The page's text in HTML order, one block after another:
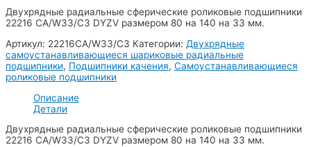
Двухрядные радиальные сферические роликовые подшипники
22216 CA/W33/C3 DYZV размером 80 на 140 на 33 мм.
Артикул: 22216CA/W33/C3 Категории: Двухрядные
самоустанавливающиеся шариковые радиальные
подшипники, Подшипники качения, Самоустанавливающиеся
роликовые подшипники
Описание
Детали
Двухрядные радиальные сферические роликовые подшипники
22216 CA/W33/C3 DYZV размером 80 на 140 на 33 мм.